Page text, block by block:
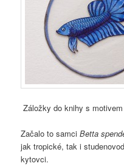
Záložky do knihy s
Začalo to samciBetta
jak tropické, tak i
kytovci.